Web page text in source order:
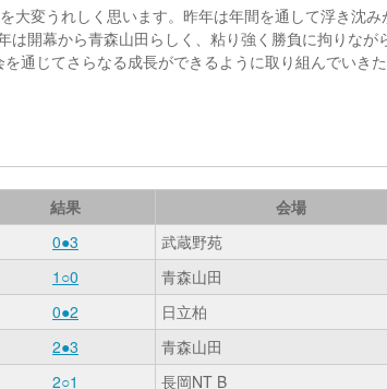
大変うれしく思います。昨年は年間を通して浮き沈み
は開幕から青森山田らしく、粘り強く勝負に拘りなが
通じてさらなる成長ができるように取り組んでいき
結果
会場
0●3
武蔵野苑
1○0
青森山田
0●2
日立柏
2●3
青森山田
2○1
長岡NT B